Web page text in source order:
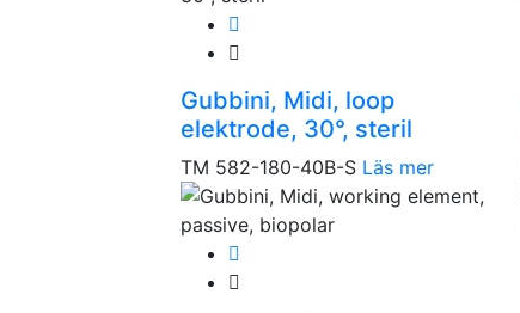
Gubbini, Midi, loop
elektrode, 30°, steril
TM 582-180-40B-S Läs mer